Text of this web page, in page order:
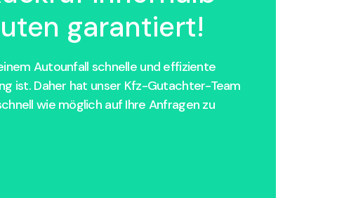
garantiert!
Autounfall schnelle und effiziente
ist. Daher hat unser Kfz-Gutachter-Team
wie möglich auf Ihre Anfragen zu